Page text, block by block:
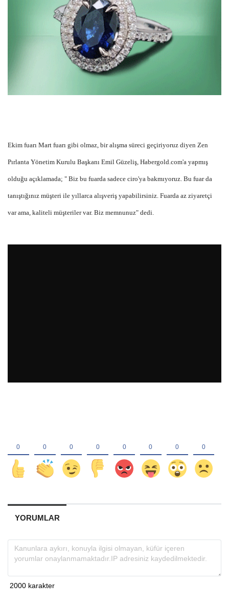
Ekim fuarı Mart fuarı gibi olmaz, bir alışma süreci geçiriyoruz diyen Zen
Pırlanta Yönetim Kurulu Başkanı Emil Güzeliş, Habergold.com'a yapmış
olduğu açıklamada; " Biz bu fuarda sadece ciro'ya bakmıyoruz. Bu fuar da
tanıştığınız müşteri ile yıllarca alışveriş yapabilirsiniz. Fuarda az ziyaretçi
var ama, kaliteli müşteriler var. Biz memnunuz" dedi.
YORUMLAR